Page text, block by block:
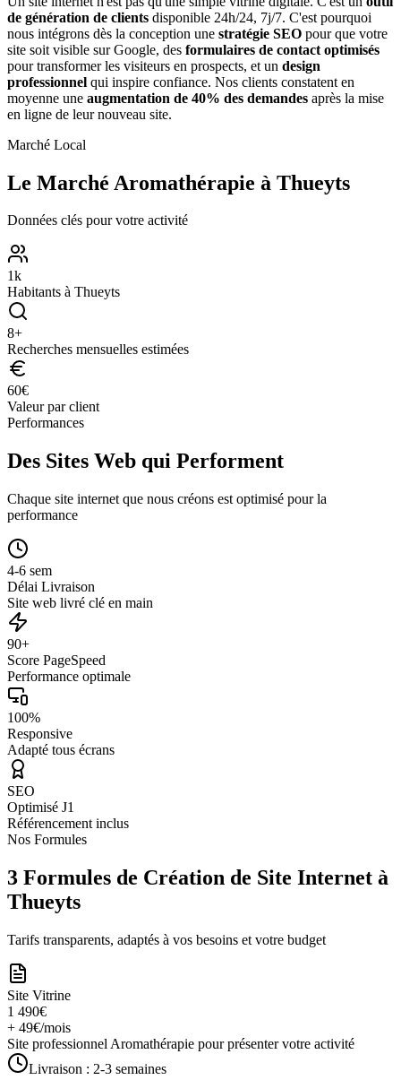
de génération de clients disponible 24h/24, 7j/7. C'est pourquoi
nous intégrons dès la conception une stratégie SEO pour que votre
site soit visible sur Google, des formulaires de contact optimisés
pour transformer les visiteurs en prospects, et un design
professionnel qui inspire confiance. Nos clients constatent en
moyenne une augmentation de 40% des demandes après la mise
en ligne de leur nouveau site.
Marché Local
Le Marché Aromathérapie à Thueyts
Données clés pour votre activité
1k
Habitants à Thueyts
8+
Recherches mensuelles estimées
60€
Valeur par client
Performances
Des Sites Web qui Performent
Chaque site internet que nous créons est optimisé pour la
performance
4-6 sem
Délai Livraison
Site web livré clé en main
90+
Score PageSpeed
Performance optimale
100%
Responsive
Adapté tous écrans
SEO
Optimisé J1
Référencement inclus
Nos Formules
3 Formules de Création de Site Internet à
Thueyts
Tarifs transparents, adaptés à vos besoins et votre budget
Site Vitrine
1 490€
+ 49€/mois
Site professionnel Aromathérapie pour présenter votre activité
Livraison : 2-3 semaines